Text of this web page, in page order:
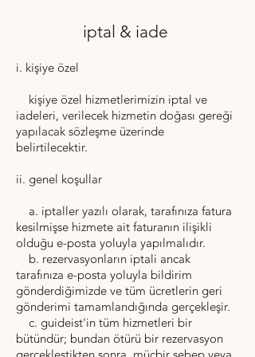
iptal & iade
i. kişiye özel
kişiye özel hizmetlerimizin iptal ve
iadeleri, verilecek hizmetin doğası gereği
yapılacak sözleşme üzerinde
belirtilecektir.
ii. genel koşullar
a. iptaller yazılı olarak, tarafınıza fatura
kesilmişse hizmete ait faturanın ilişikli
olduğu e-posta yoluyla yapılmalıdır.
b. rezervasyonların iptali ancak
tarafınıza e-posta yoluyla bildirim
gönderdiğimizde ve tüm ücretlerin geri
gönderimi tamamlandığında gerçekleşir.
c. guideist'in tüm hizmetleri bir
bütündür; bundan ötürü bir rezervasyon